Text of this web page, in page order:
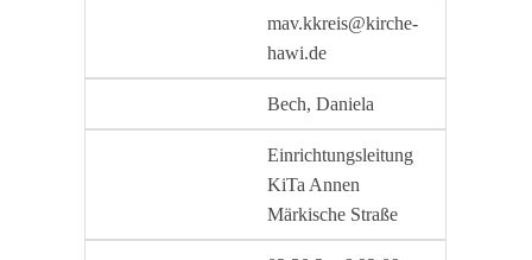
mav.kkreis@kirche-
hawi.de
Bech, Daniela
Einrichtungsleitung
KiTa Annen
Märkische Straße